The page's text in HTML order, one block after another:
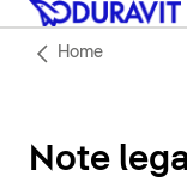
Home
Note